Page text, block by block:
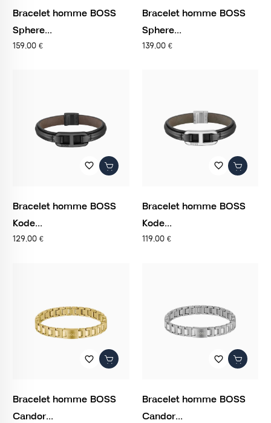
Bracelet homme BOSS
Sphere...
159,00 €
Bracelet homme BOSS
Sphere...
139,00 €
favorite_border
Bracelet homme BOSS
Kode...
129,00 €
favorite_border
Bracelet homme BOSS
Kode...
119,00 €
favorite_border
Bracelet homme BOSS
Candor...
favorite_border
Bracelet homme BOSS
Candor...